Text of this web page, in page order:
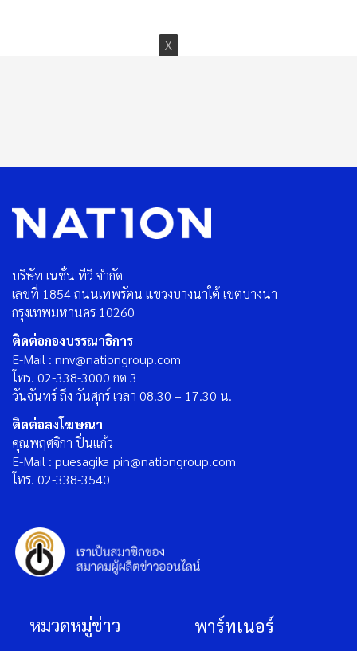
บริษัท เนชั่น ทีวี จำกัด
เลขที่ 1854 ถนนเทพรัตน แขวงบางนาใต้ เขตบางนา
กรุงเทพมหานคร 10260
ติดต่อกองบรรณาธิการ
E-Mail : nnv@nationgroup.com
โทร. 02-338-3000 กด 3
วันจันทร์ ถึง วันศุกร์ เวลา 08.30 – 17.30 น.
ติดต่อลงโฆษณา
คุณพฤศจิกา ปิ่นแก้ว
E-Mail : puesagika_pin@nationgroup.com
โทร. 02-338-3540
หมวดหมู่ข่าว พาร์ทเนอร์